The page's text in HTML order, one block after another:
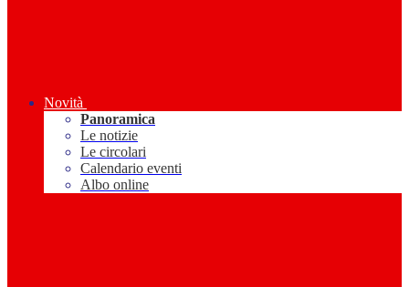
Novità
Panoramica
Le notizie
Le circolari
Calendario eventi
Albo online